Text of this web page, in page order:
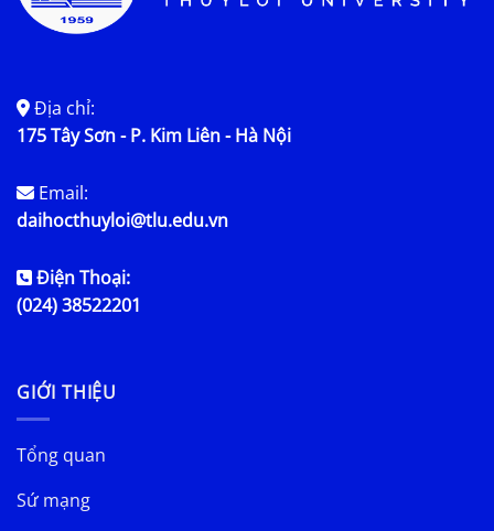
Địa chỉ:
175 Tây Sơn - P. Kim Liên - Hà Nội
Email:
daihocthuyloi@tlu.edu.vn
Điện Thoại:
(024) 38522201
GIỚI THIỆU
Tổng quan
Sứ mạng